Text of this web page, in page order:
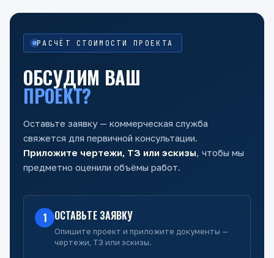
РАСЧЁТ СТОИМОСТИ ПРОЕКТА
ОБСУДИМ ВАШ
ПРОЕКТ?
Оставьте заявку — коммерческая служба
свяжется для первичной консультации.
Приложите чертежи, ТЗ или эскизы, чтобы мы
предметно оценили объёмы работ.
1 ОСТАВЬТЕ ЗАЯВКУ
Опишите проект и приложите документы —
чертежи, ТЗ или эскизы.